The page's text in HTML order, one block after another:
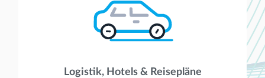
Logistik, Hotels & Reisepläne